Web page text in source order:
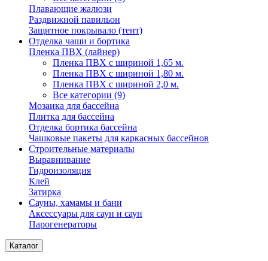
Плавающие жалюзи
Раздвижной павильон
Защитное покрывало (тент)
Отделка чаши и бортика
Пленка ПВХ (лайнер)
Пленка ПВХ с шириной 1,65 м.
Пленка ПВХ с шириной 1,80 м.
Пленка ПВХ с шириной 2,0 м.
Все категории (9)
Мозаика для бассейна
Плитка для бассейна
Отделка бортика бассейна
Чашковые пакеты для каркасных бассейнов
Строительные материалы
Выравнивание
Гидроизоляция
Клей
Затирка
Сауны, хамамы и бани
Аксессуары для саун и саун
Парогенераторы
Каталог